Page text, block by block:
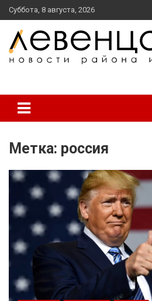
перейти
к
содержанию
Суббота, 8 августа, 2026
Метка: россия